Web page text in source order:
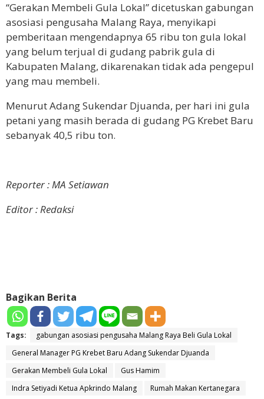
“Gerakan Membeli Gula Lokal”dicetuskan gabungan
asosiasi pengusaha Malang Raya, menyikapi
pemberitaan mengendapnya 65 ribu ton gula lokal
yang belum terjual di gudang pabrik gula di
Kabupaten Malang, dikarenakan tidak ada pengepul
yang mau membeli.
Menurut Adang Sukendar Djuanda, per hari ini gula
petani yang masih berada di gudang PG Krebet Baru
sebanyak 40,5 ribu ton.
Reporter : MA Setiawan
Editor : Redaksi
Bagikan Berita
Tags:
gabungan asosiasi pengusaha Malang Raya Beli Gula Lokal
General Manager PG Krebet Baru Adang Sukendar Djuanda
Gerakan Membeli Gula Lokal
Gus Hamim
Indra Setiyadi Ketua Apkrindo Malang
Rumah Makan Kertanegara